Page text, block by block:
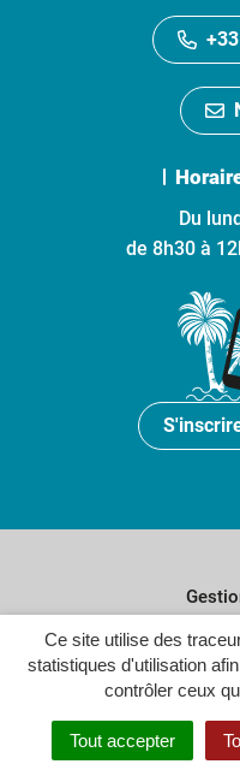
Ce site utilise des
statistiques d'utilisation
contrôler ceux
Tout accepter
Du
de 8h30 à
Politique